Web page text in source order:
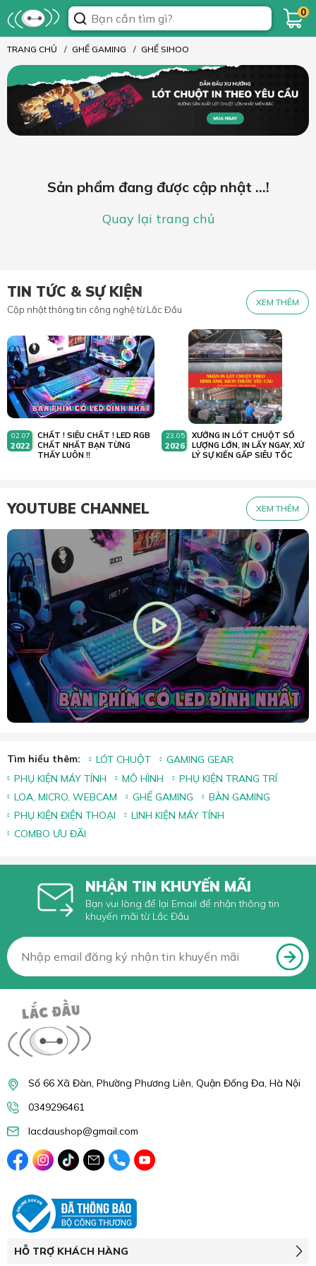
0
TRANG CHỦ GHẾ GAMING GHẾ SIHOO
Sản phẩm đang được cập nhật ...!
Quay lại trang chủ
TIN TỨC & SỰ KIỆN
Cập nhật thông tin công nghệ từ Lắc Đầu
XEM THÊM
02.07
2022
CHẤT ! SIÊU CHẤT ! LED RGB
CHẤT NHẤT BẠN TỪNG
THẤY LUÔN !!
23.05
2026
XƯỞNG IN LÓT CHUỘT SỐ
LƯỢNG LỚN, IN LẤY NGAY, XỬ
LÝ SỰ KIẾN GẤP SIÊU TỐC
YOUTUBE CHANNEL XEM THÊM
Tìm hiểu thêm: LÓT CHUỘT
GAMING GEAR
PHỤ KIỆN MÁY TÍNH
MÔ HÌNH
PHỤ KIỆN TRANG TRÍ
LOA, MICRO, WEBCAM
GHẾ GAMING
BÀN GAMING
PHỤ KIỆN ĐIỆN THOẠI
LINH KIỆN MÁY TÍNH
COMBO ƯU ĐÃI
NHẬN TIN KHUYẾN MÃI
Bạn vui lòng để lại Email để nhận thông tin
khuyến mãi từ Lắc Đầu
Số 66 Xã Đàn, Phường Phương Liên, Quận Đống Đa, Hà Nội
0349296461
lacdaushop@gmail.com
HỖ TRỢ KHÁCH HÀNG